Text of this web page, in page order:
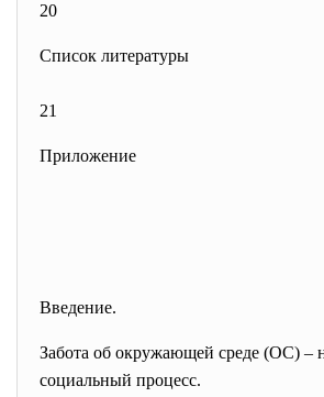
20
Список литературы
21
Приложение
Введение.
Забота об окружающей среде (ОС) –
социальный процесс.